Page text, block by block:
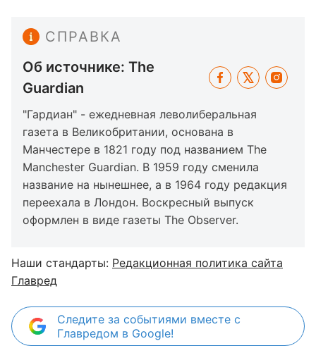
СПРАВКА
Об источнике: The
Guardian
"Гардиан" - ежедневная леволиберальная
газета в Великобритании, основана в
Манчестере в 1821 году под названием The
Manchester Guardian. В 1959 году сменила
название на нынешнее, а в 1964 году редакция
переехала в Лондон. Воскресный выпуск
оформлен в виде газеты The Observer.
Наши стандарты: Редакционная политика сайта
Главред
Следите за событиями вместе с
Главредом в Google!